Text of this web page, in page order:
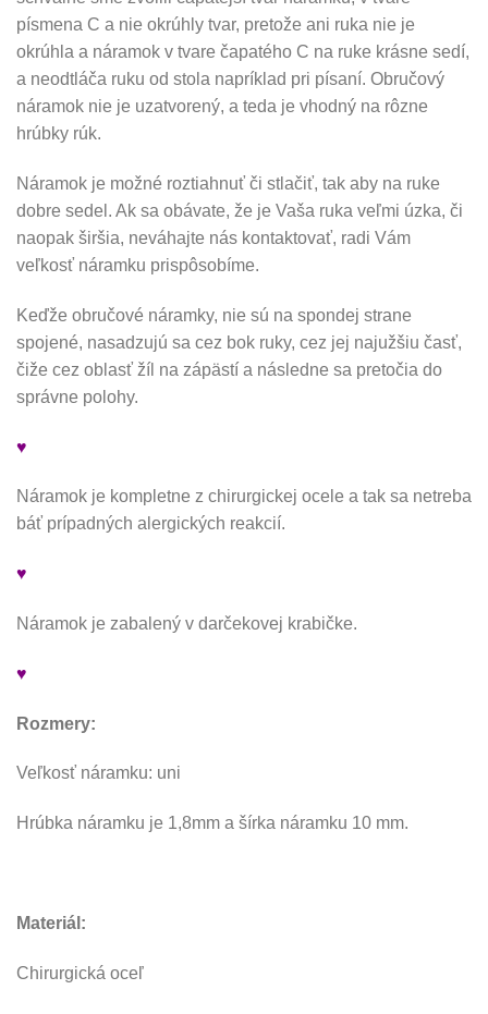
písmena C a nie okrúhly tvar, pretože ani ruka nie je
okrúhla a náramok v tvare čapatého C na ruke krásne sedí,
a neodtláča ruku od stola napríklad pri písaní. Obručový
náramok nie je uzatvorený, a teda je vhodný na rôzne
hrúbky rúk.
Náramok je možné roztiahnuť či stlačiť, tak aby na ruke
dobre sedel. Ak sa obávate, že je Vaša ruka veľmi úzka, či
naopak širšia, neváhajte nás kontaktovať, radi Vám
veľkosť náramku prispôsobíme.
Keďže obručové náramky, nie sú na spondej strane
spojené, nasadzujú sa cez bok ruky, cez jej najužšiu časť,
čiže cez oblasť žíl na zápästí a následne sa pretočia do
správne polohy.
♥
Náramok je kompletne z chirurgickej ocele a tak sa netreba
báť prípadných alergických reakcií.
♥
Náramok je zabalený v darčekovej krabičke.
♥
Rozmery:
Veľkosť náramku: uni
Hrúbka náramku je 1,8mm a šírka náramku 10 mm.
Materiál:
Chirurgická oceľ